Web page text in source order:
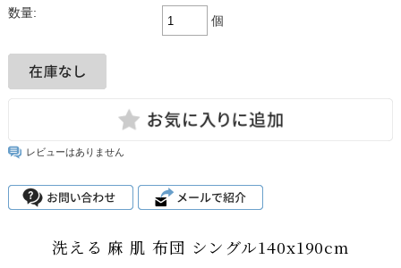
数量:
個
レビューはありません
洗える 麻 肌 布団 シングル140x190cm